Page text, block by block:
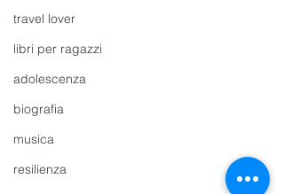
travel lover
libri per ragazzi
adolescenza
biografia
musica
resilienza